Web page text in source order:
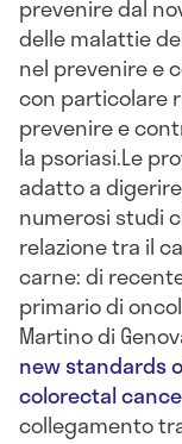
prevenire dal
delle malattie
nel prevenire e
con particolare
prevenire e
la psoriasi.Le
adatto a
numerosi studi
relazione tra il
carne: di
primario di
Martino di
new standards
colorectal
collegamento